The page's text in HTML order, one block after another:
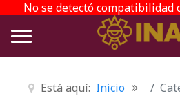
No se detectó compatibilidad
Está aquí: Inicio